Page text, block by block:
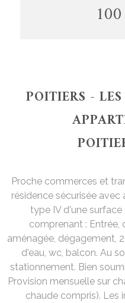
POITIERS -
Proche commerces et
résidence sécurisée
type IV d'une surface
comprenant : Entrée,
aménagée, dégagement,
d'eau, wc, balcon. Au
stationnement. Bien
Provision mensuelle sur
chaude compris). Les